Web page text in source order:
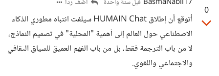
0
قبل سنة واحدة
أتوقع أن إطلاق HUMAIN Chat سيلفت انتباه مطوري الذكاء
الاصطناعي حول العالم إلى أهمية "المحلية" في تصميم النماذج،
لا من باب الترجمة فقط، بل من باب الفهم العميق للسياق الثقافي
والاجتماعي واللغوي.